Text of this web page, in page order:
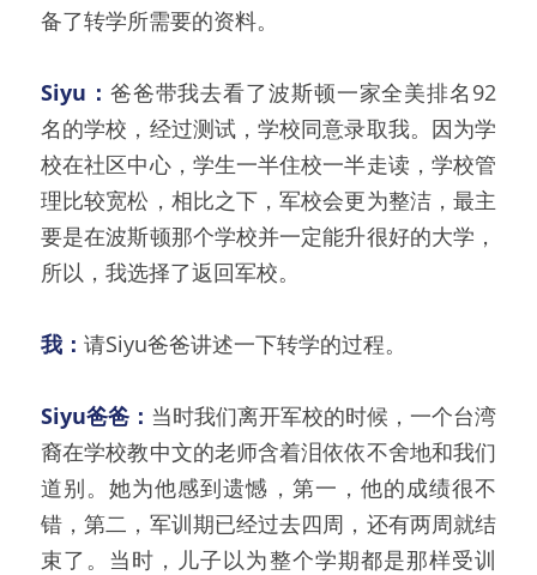
备了转学所需要的资料。
Siyu： 爸爸带我去看了波斯顿一家全美排名92
名的学校，经过测试，学校同意录取我。因为学
校在社区中心，学生一半住校一半走读，学校管
理比较宽松，相比之下，军校会更为整洁，最主
要是在波斯顿那个学校并一定能升很好的大学，
所以，我选择了返回军校。
我： 请Siyu爸爸讲述一下转学的过程。
Siyu爸爸： 当时我们离开军校的时候，一个台湾
裔在学校教中文的老师含着泪依依不舍地和我们
道别。她为他感到遗憾，第一，他的成绩很不
错，第二，军训期已经过去四周，还有两周就结
束了。当时，儿子以为整个学期都是那样受训